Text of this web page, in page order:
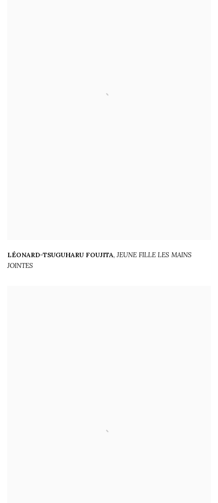
LÉONARD-TSUGUHARU FOUJITA, JEUNE FILLE LES MAINS
JOINTES